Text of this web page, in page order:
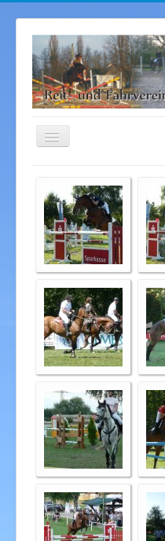
Navigation
Aktuelles
Sponsoren
Bilder
Kontakt
Über uns
Impressum